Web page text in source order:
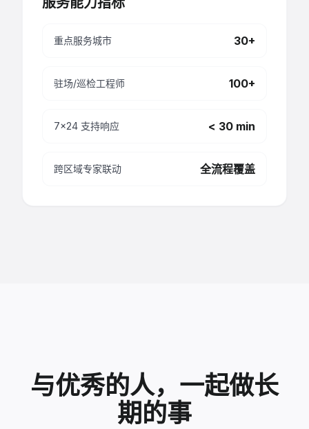
重点服务城市 30+
驻场/巡检工程师 100+
7x24 支持响应 < 30 min
跨区域专家联动 全流程覆盖
与优秀的人，一起做长
期的事